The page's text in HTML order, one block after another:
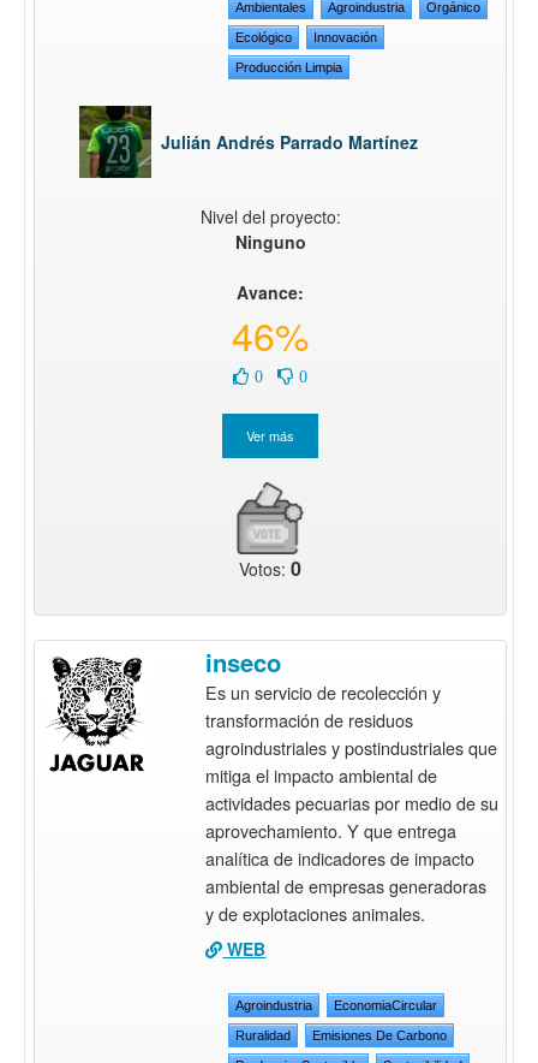
Ambientales Agroindustria Orgánico
Ecológico Innovación
Producción Limpia
Julián Andrés Parrado Martínez
Nivel del proyecto:
Ninguno
Avance:
46%
0 0
Votos: 0
inseco
Es un servicio de recolección y
transformación de residuos
agroindustriales y postindustriales que
mitiga el impacto ambiental de
actividades pecuarias por medio de su
aprovechamiento. Y que entrega
analítica de indicadores de impacto
ambiental de empresas generadoras
y de explotaciones animales.
WEB
Agroindustria EconomiaCircular
Ruralidad Emisiones De Carbono